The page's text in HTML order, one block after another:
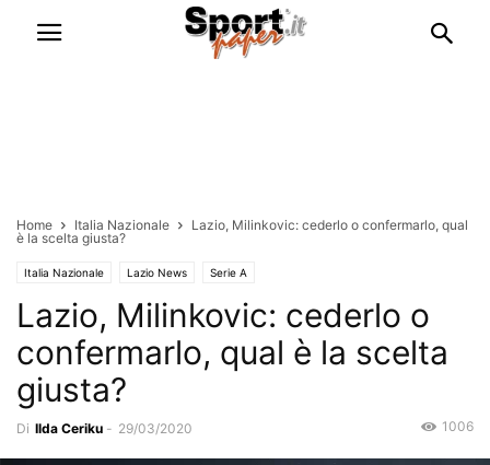
Home Italia Nazionale
Lazio, Milinkovic: cederlo o confermarlo, qual
è la scelta giusta?
Italia Nazionale Lazio News Serie A
Lazio, Milinkovic: cederlo o
confermarlo, qual è la scelta
giusta?
Di Ilda Ceriku - 29/03/2020 1006